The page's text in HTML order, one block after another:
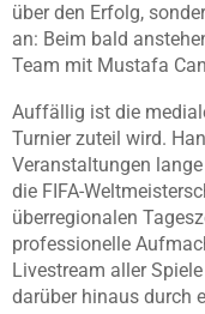
über den Erfolg,
an: Beim bald
Team mit Mustafa
Auffällig ist die
Turnier zuteil wird.
Veranstaltungen
die FIFA-
überregionalen
professionelle
Livestream aller
darüber hinaus durch